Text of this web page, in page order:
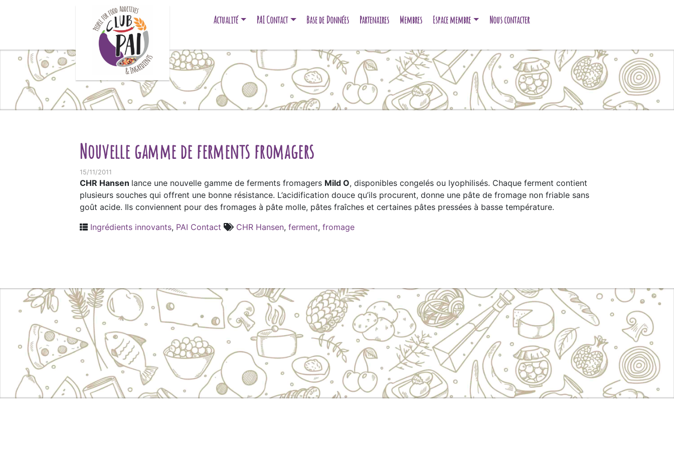
Actualité PAI Contact Base de Données Partenaires Membres Espace membre Nous contacter
Nouvelle gamme de ferments fromagers
15/11/2011
CHR Hansen lance une nouvelle gamme de ferments fromagers Mild O, disponibles congelés ou lyophilisés. Chaque ferment contient
plusieurs souches qui offrent une bonne résistance. L’acidification douce qu’ils procurent, donne une pâte de fromage non friable sans
goût acide. Ils conviennent pour des fromages à pâte molle, pâtes fraîches et certaines pâtes pressées à basse température.
Ingrédients innovants, PAI Contact CHR Hansen, ferment, fromage